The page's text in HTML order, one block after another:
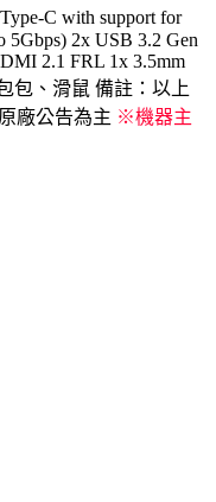
C with support for
5Gbps) 2x USB 3.2 Gen
2.1 FRL 1x 3.5mm
包、滑鼠 備註：以上
廠公告為主 ※機器主